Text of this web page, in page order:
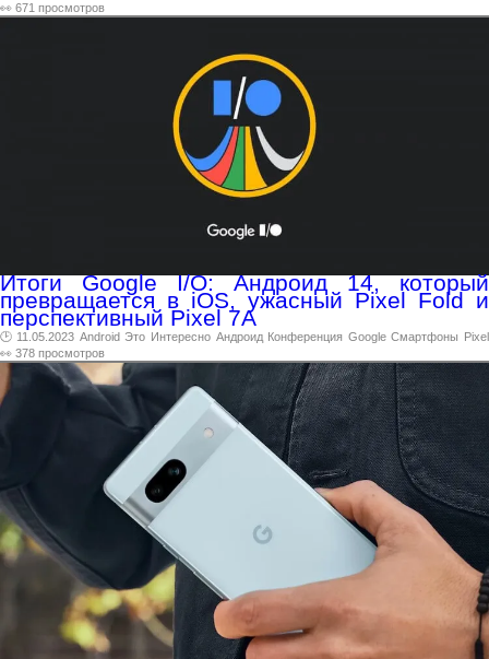
👀 671 просмотров
Итоги Google I/O: Андроид 14, который
превращается в iOS, ужасный Pixel Fold и
перспективный Pixel 7A
🕑 11.05.2023 Android Это Интересно Андроид Конференция Google Смартфоны Pixel
👀 378 просмотров